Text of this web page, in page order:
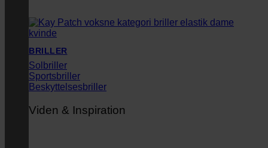
BRILLER
Solbriller
Sportsbriller
Beskyttelsesbriller
Viden & Inspiration